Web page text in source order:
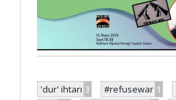
'dur' ihtarı 3 #refusewar 1